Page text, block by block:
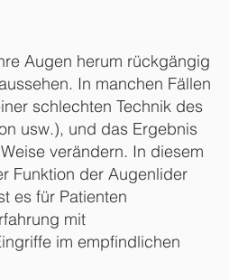
Augen herum rückgängig
In manchen Fällen
schlechten Technik des
usw.), und das Ergebnis
verändern. In diesem
Funktion der Augenlider
es für Patienten
mit
im empfindlichen